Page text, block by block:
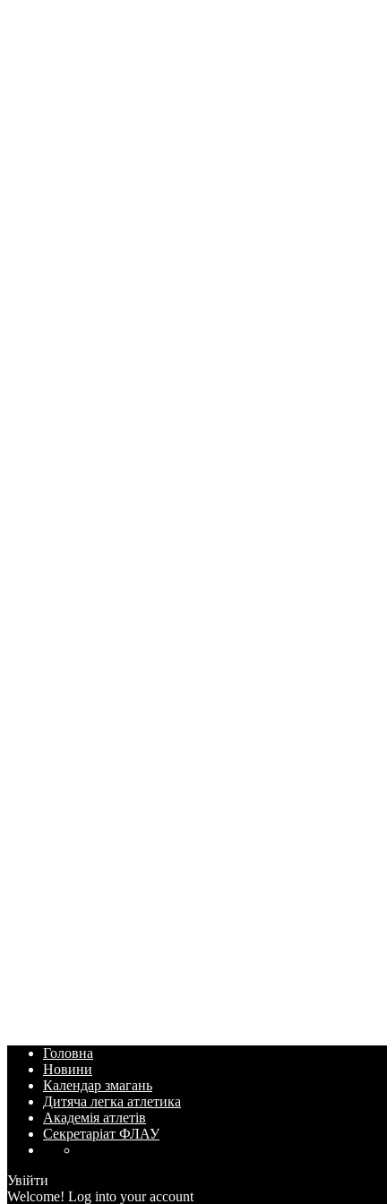
Головна
Новини
Календар змагань
Дитяча легка атлетика
Академія атлетів
Секретаріат ФЛАУ
Увійти
Welcome! Log into your account